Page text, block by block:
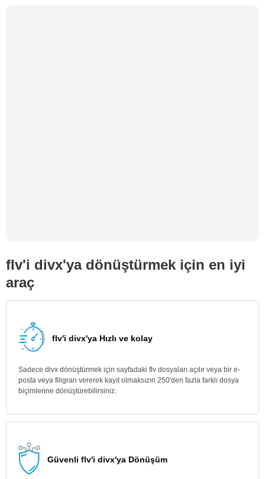
flv'i divx'ya dönüştürmek için en iyi
araç
flv'i divx'ya Hızlı ve kolay
Sadece divx dönüştürmek için sayfadaki flv dosyaları açılır veya bir e-
posta veya filigran vererek kayıt olmaksızın 250'den fazla farklı dosya
biçimlerine dönüştürebilirsiniz.
Güvenli flv'i divx'ya Dönüşüm